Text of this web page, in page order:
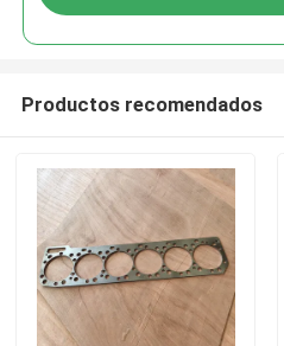
Productos recomendados